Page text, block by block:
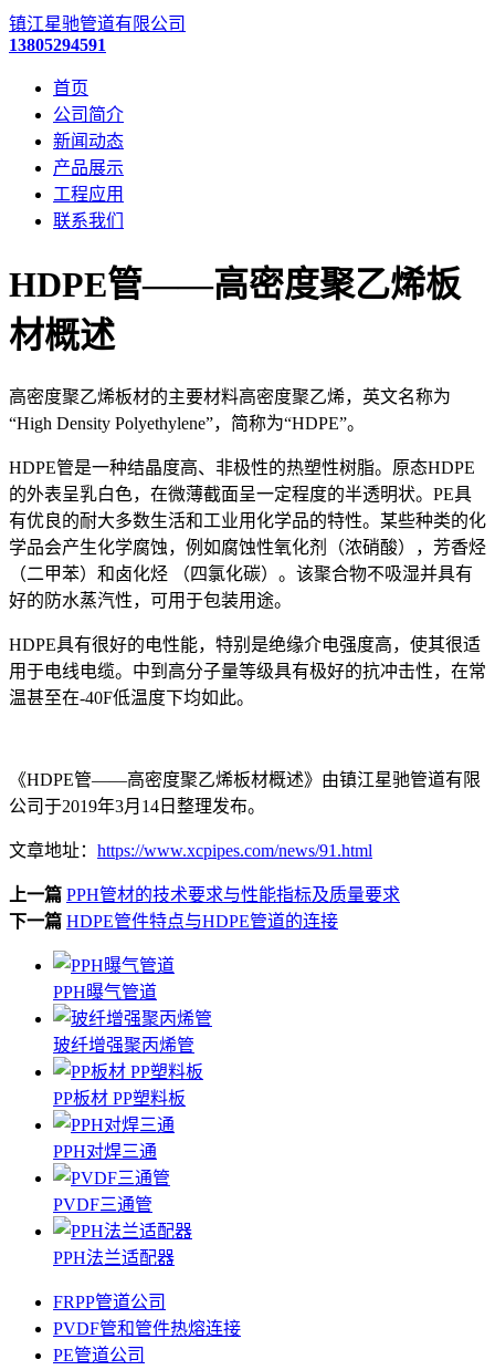
镇江星驰管道有限公司
13805294591
首页
公司简介
新闻动态
产品展示
工程应用
联系我们
HDPE管——高密度聚乙烯板
材概述
高密度聚乙烯板材的主要材料高密度聚乙烯，英文名称为
“High Density Polyethylene”，简称为“HDPE”。
HDPE管是一种结晶度高、非极性的热塑性树脂。原态HDPE
的外表呈乳白色，在微薄截面呈一定程度的半透明状。PE具
有优良的耐大多数生活和工业用化学品的特性。某些种类的化
学品会产生化学腐蚀，例如腐蚀性氧化剂（浓硝酸），芳香烃
（二甲苯）和卤化烃 （四氯化碳）。该聚合物不吸湿并具有
好的防水蒸汽性，可用于包装用途。
HDPE具有很好的电性能，特别是绝缘介电强度高，使其很适
用于电线电缆。中到高分子量等级具有极好的抗冲击性，在常
温甚至在-40F低温度下均如此。
《HDPE管——高密度聚乙烯板材概述》由镇江星驰管道有限
公司于2019年3月14日整理发布。
文章地址： https://www.xcpipes.com/news/91.html
上一篇 PPH管材的技术要求与性能指标及质量要求
下一篇 HDPE管件特点与HDPE管道的连接
PPH曝气管道
玻纤增强聚丙烯管
PP板材 PP塑料板
PPH对焊三通
PVDF三通管
PPH法兰适配器
FRPP管道公司
PVDF管和管件热熔连接
PE管道公司